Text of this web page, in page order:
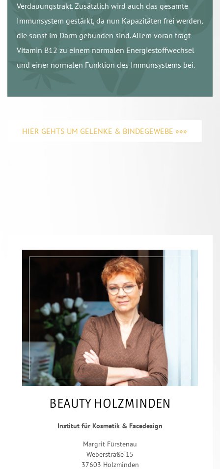
Verdauungstrakt. Zusätzlich wird auch das gesamte
Immunsystem gestärkt, da nun Kapazitäten frei werden,
die sonst im Darm gebunden sind. Allem voran trägt
Vitamin B12 zu einem normalen Energiestoffwechsel
und einer normalen Funktion des Immunsystems bei.
HIER GEHTS UM GELENKE & BINDEGEWEBE »»»
BEAUTY HOLZMINDEN
Institut für Kosmetik & Facedesign
Margrit Fürstenau
Weberstraße 15
37603 Holzminden